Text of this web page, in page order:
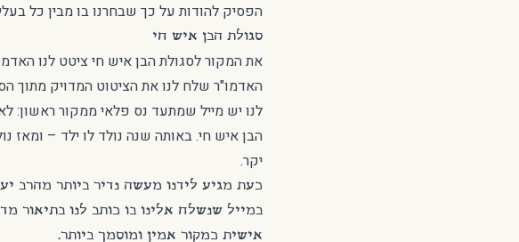
הפסיק להודות על כך שבחרנו בו מבין כל
סגולת הבן איש חי
את המקור לסגולת הבן איש חי ציטט לנו
האדמו"ר שלח לנו את הציטוט המדויק מתוך
הבן איש חי. באותה שנה נולד לו ילד – ומאז
יקר.
כעת מגיע לידנו מעשה נדיר ביותר מהרב
במייל שנשלח אלינו בו כותב לנו בתיאור
אישית כמקור אמין ומוסמך ביותר.